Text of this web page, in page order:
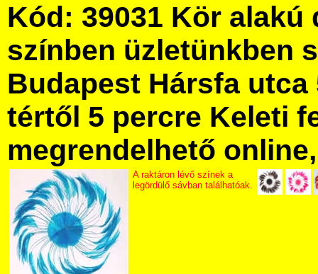
Kód: 39031 Kör
színben üzletünkben
Budapest Hársfa utca
tértől 5 percre Keleti
megrendelhető
A raktáron lévő színek a
legördülő sávban találhatóak.